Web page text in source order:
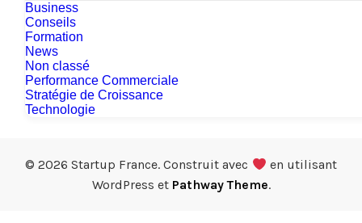
Business
Conseils
Formation
News
Non classé
Performance Commerciale
Stratégie de Croissance
Technologie
© 2026 Startup France. Construit avec
en utilisant
WordPress et Pathway Theme.